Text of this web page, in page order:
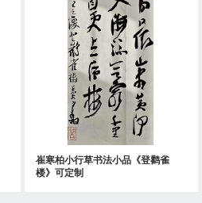
崔寒柏小行草书法小品《登鹳雀
楼》可定制